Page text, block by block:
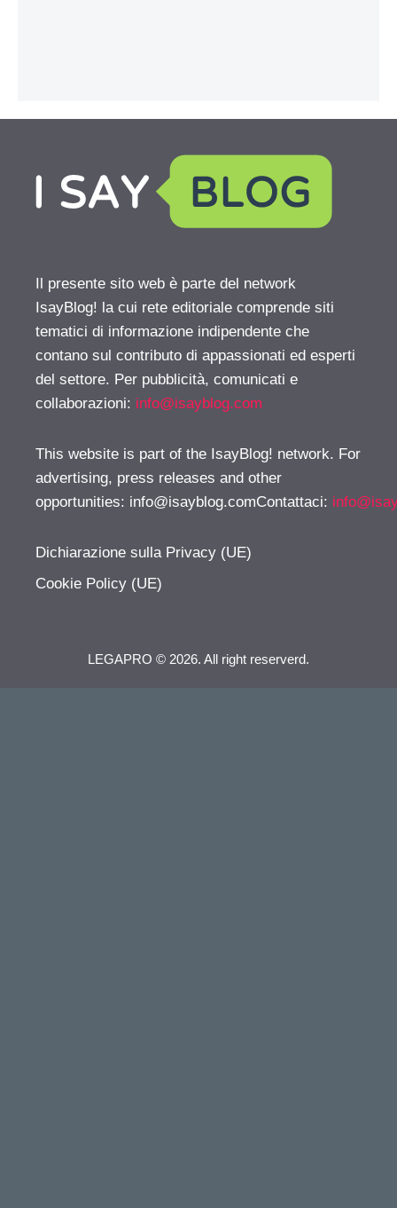
Il presente sito web è parte del network
IsayBlog! la cui rete editoriale comprende siti
tematici di informazione indipendente che
contano sul contributo di appassionati ed esperti
del settore. Per pubblicità, comunicati e
collaborazioni: info@isayblog.com
This website is part of the IsayBlog! network. For
advertising, press releases and other
opportunities: info@isayblog.comContattaci:
Dichiarazione sulla Privacy (UE)
Cookie Policy (UE)
LEGAPRO © 2026. All right reserverd.